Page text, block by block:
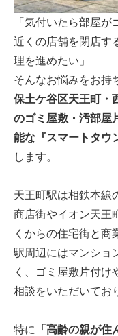
「気付いたら部屋
近くの店舗を閉店す
理を進めたい」
そんなお悩みをお持
保土ケ谷区天王町・
のゴミ屋敷・汚部屋
能な『スマートタウ
します。
天王町駅は相鉄本線
商店街やイオン天王
くからの住宅街と商
駅周辺にはマンショ
く、ゴミ屋敷片付け
相談をいただいてお
特に
「高齢の親が